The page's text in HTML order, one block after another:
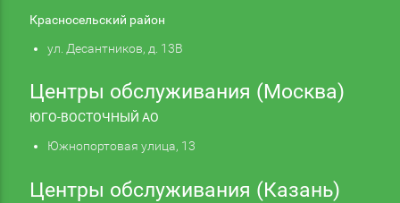
Красносельский район
ул. Десантников, д. 13В
Центры обслуживания (Москва)
ЮГО-ВОСТОЧНЫЙ АО
Южнопортовая улица, 13
Центры обслуживания (Казань)